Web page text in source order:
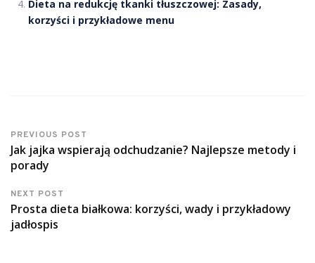
Dieta na redukcję tkanki tłuszczowej: Zasady,
korzyści i przykładowe menu
PREVIOUS POST
Jak jajka wspierają odchudzanie? Najlepsze metody i
porady
NEXT POST
Prosta dieta białkowa: korzyści, wady i przykładowy
jadłospis